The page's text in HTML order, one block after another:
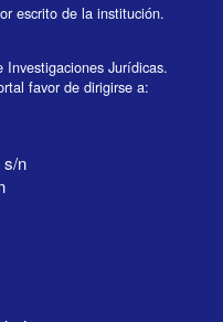
escrito de la institución.
Jurídicas.
favor de dirigirse a:
s/n